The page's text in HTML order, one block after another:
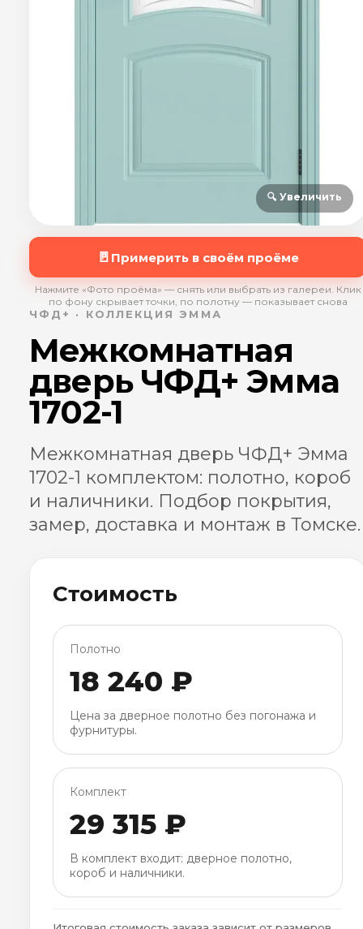
🔍 Увеличить
🚪 Примерить в своём проёме
Нажмите «Фото проёма» — снять или выбрать из галереи. Клик
по фону скрывает точки, по полотну — показывает снова
ЧФД+ · КОЛЛЕКЦИЯ ЭММА
Межкомнатная
дверь ЧФД+ Эмма
1702-1
Межкомнатная дверь ЧФД+ Эмма
1702-1 комплектом: полотно, короб
и наличники. Подбор покрытия,
замер, доставка и монтаж в Томске.
Стоимость
Полотно
18 240 ₽
Цена за дверное полотно без погонажа и
фурнитуры.
Комплект
29 315 ₽
В комплект входит: дверное полотно,
короб и наличники.